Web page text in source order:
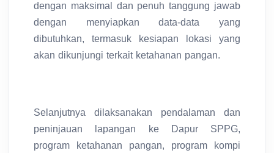
dengan maksimal dan penuh tanggung jawab
dengan menyiapkan data-data yang
dibutuhkan, termasuk kesiapan lokasi yang
akan dikunjungi terkait ketahanan pangan.
Selanjutnya dilaksanakan pendalaman dan
peninjauan lapangan ke Dapur SPPG,
program ketahanan pangan, program kompi